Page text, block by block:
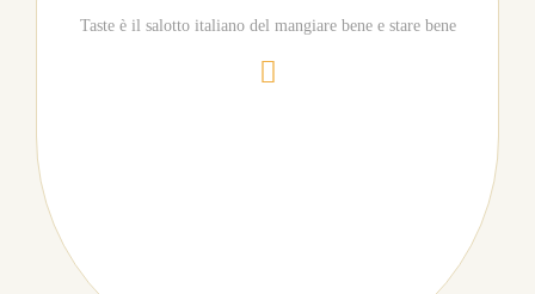
Taste è il salotto italiano del mangiare bene e stare bene